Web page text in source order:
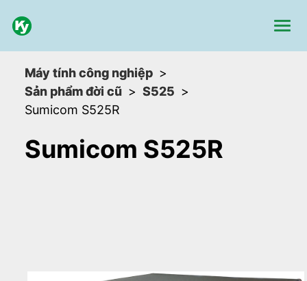
Máy tính công nghiệp
Sản phẩm đời cũ
S525
Sumicom S525R
Sumicom S525R